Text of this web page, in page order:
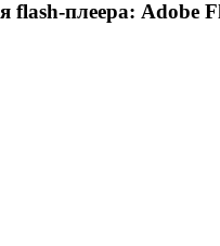
flash-плеера: Adobe